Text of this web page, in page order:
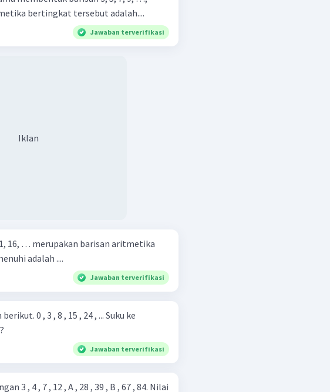
bertingkat tersebut adalah....
Jawaban terverifikasi
Iklan
16, … merupakan barisan aritmetika
adalah ....
Jawaban terverifikasi
, ... Suku ke
Jawaban terverifikasi
3 , 4 , 7 , 12 , A , 28 , 39 , B , 67 , 84. Nilai